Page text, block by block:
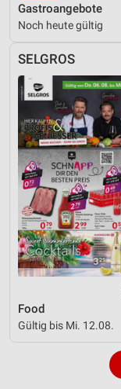
Gastroangebote
Noch heute gültig
SELGROS
Food
Gültig bis Mi. 12.08.